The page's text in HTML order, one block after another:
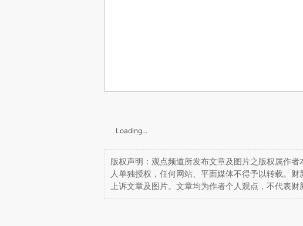
Loading...
版权声明：观点频道所发布文章及图片之版权属作
人单独授权，任何网站、平面媒体不得予以转载。
上诉文章及图片。文章均为作者个人观点，不代表财